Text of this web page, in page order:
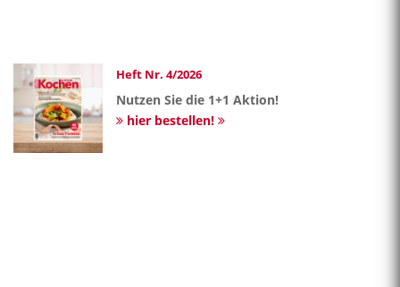
Heft Nr. 4/2026
Nutzen Sie die 1+1 Aktion!
hier bestellen!